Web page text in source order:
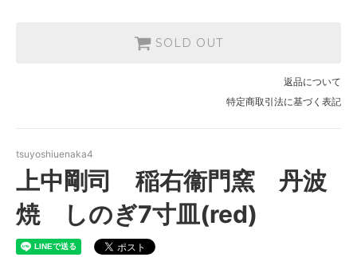
SOLD OUT
返品について
特定商取引法に基づく表記
tsuyoshiuenaka4
上中剛司 稲右衞門窯 丹波
焼 しのぎ7寸皿(red)